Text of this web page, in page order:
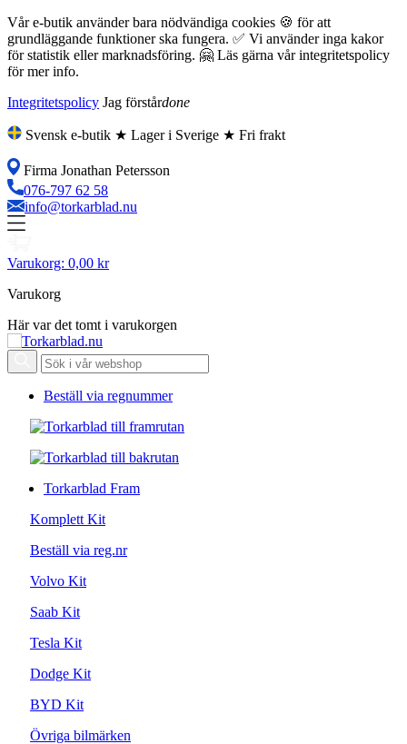
Vår e-butik använder bara nödvändiga cookies 🍪 för att
grundläggande funktioner ska fungera. ✅ Vi använder inga kakor
för statistik eller marknadsföring. 🤗 Läs gärna vår integritetspolicy
för mer info.
Integritetspolicy Jag förstårdone
Svensk e-butik ★ Lager i Sverige ★ Fri frakt
Firma Jonathan Petersson
076-797 62 58
info@torkarblad.nu
Varukorg: 0,00 kr
Varukorg
Här var det tomt i varukorgen
Beställ via regnummer
Torkarblad Fram
Komplett Kit
Beställ via reg.nr
Volvo Kit
Saab Kit
Tesla Kit
Dodge Kit
BYD Kit
Övriga bilmärken